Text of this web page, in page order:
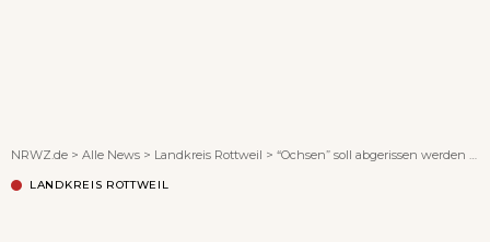
NRWZ.de > Alle News > Landkreis Rottweil > “Ochsen” soll abgerissen werden – In Deißlingen formiert sich Widerstand
LANDKREIS ROTTWEIL